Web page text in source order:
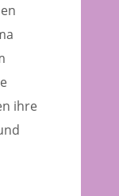
ihre